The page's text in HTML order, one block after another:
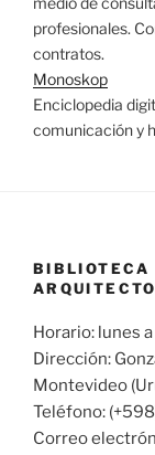
profesionales.
contratos.
Monoskop
Enciclopedia
comunicación y
BIBLIOTECA
Horario: lunes
Dirección:
Montevideo
Teléfono:
Correo